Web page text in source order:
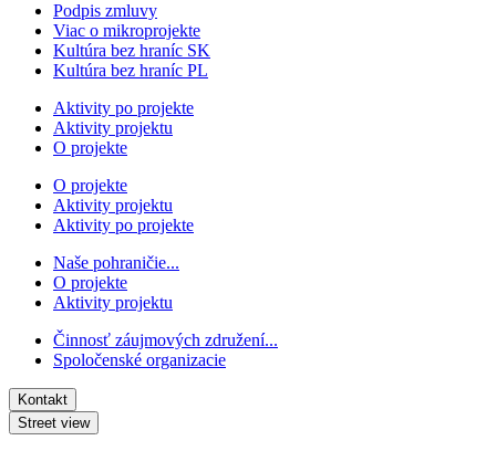
Podpis zmluvy
Viac o mikroprojekte
Kultúra bez hraníc SK
Kultúra bez hraníc PL
Aktivity po projekte
Aktivity projektu
O projekte
O projekte
Aktivity projektu
Aktivity po projekte
Naše pohraničie...
O projekte
Aktivity projektu
Činnosť záujmových združení...
Spoločenské organizacie
Kontakt
Street view